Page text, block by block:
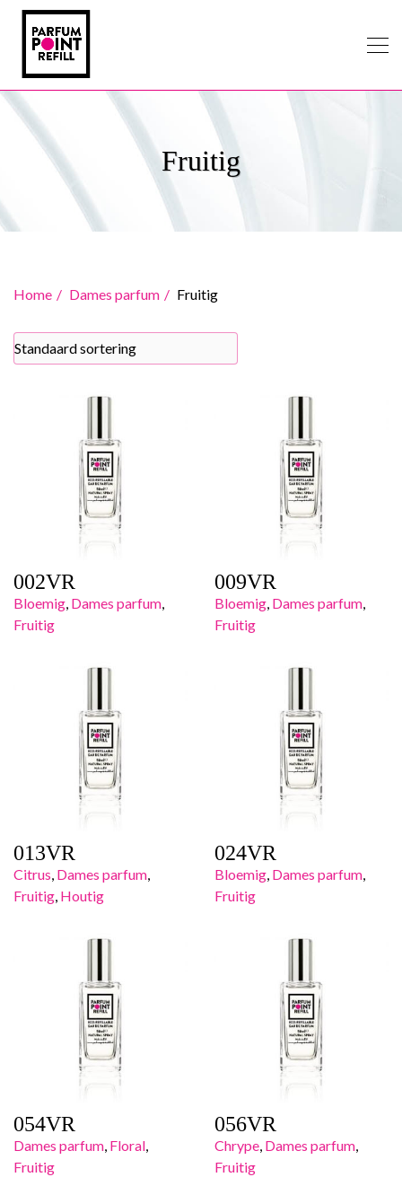
Fruitig
Home Dames parfum Fruitig
002VR
Bloemig, Dames parfum,
Fruitig
009VR
Bloemig, Dames parfum,
Fruitig
013VR
Citrus, Dames parfum,
Fruitig, Houtig
024VR
Bloemig, Dames parfum,
Fruitig
054VR
Dames parfum, Floral,
Fruitig
056VR
Chrype, Dames parfum,
Fruitig